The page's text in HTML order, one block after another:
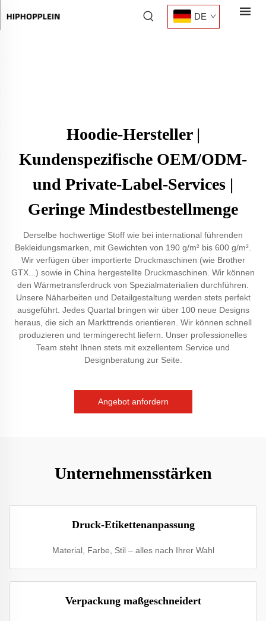
DE
Hoodie-Hersteller |
Kundenspezifische OEM/ODM-
und Private-Label-Services |
Geringe Mindestbestellmenge
Derselbe hochwertige Stoff wie bei international führenden
Bekleidungsmarken, mit Gewichten von 190 g/m² bis 600 g/m².
Wir verfügen über importierte Druckmaschinen (wie Brother
GTX...) sowie in China hergestellte Druckmaschinen. Wir können
den Wärmetransferdruck von Spezialmaterialien durchführen.
Unsere Näharbeiten und Detailgestaltung werden stets perfekt
ausgeführt. Jedes Quartal bringen wir über 100 neue Designs
heraus, die sich an Markttrends orientieren. Wir können schnell
produzieren und termingerecht liefern. Unser professionelles
Team steht Ihnen stets mit exzellentem Service und
Designberatung zur Seite.
Angebot anfordern
Unternehmensstärken
Druck-Etikettenanpassung
Material, Farbe, Stil – alles nach Ihrer Wahl
Verpackung maßgeschneidert